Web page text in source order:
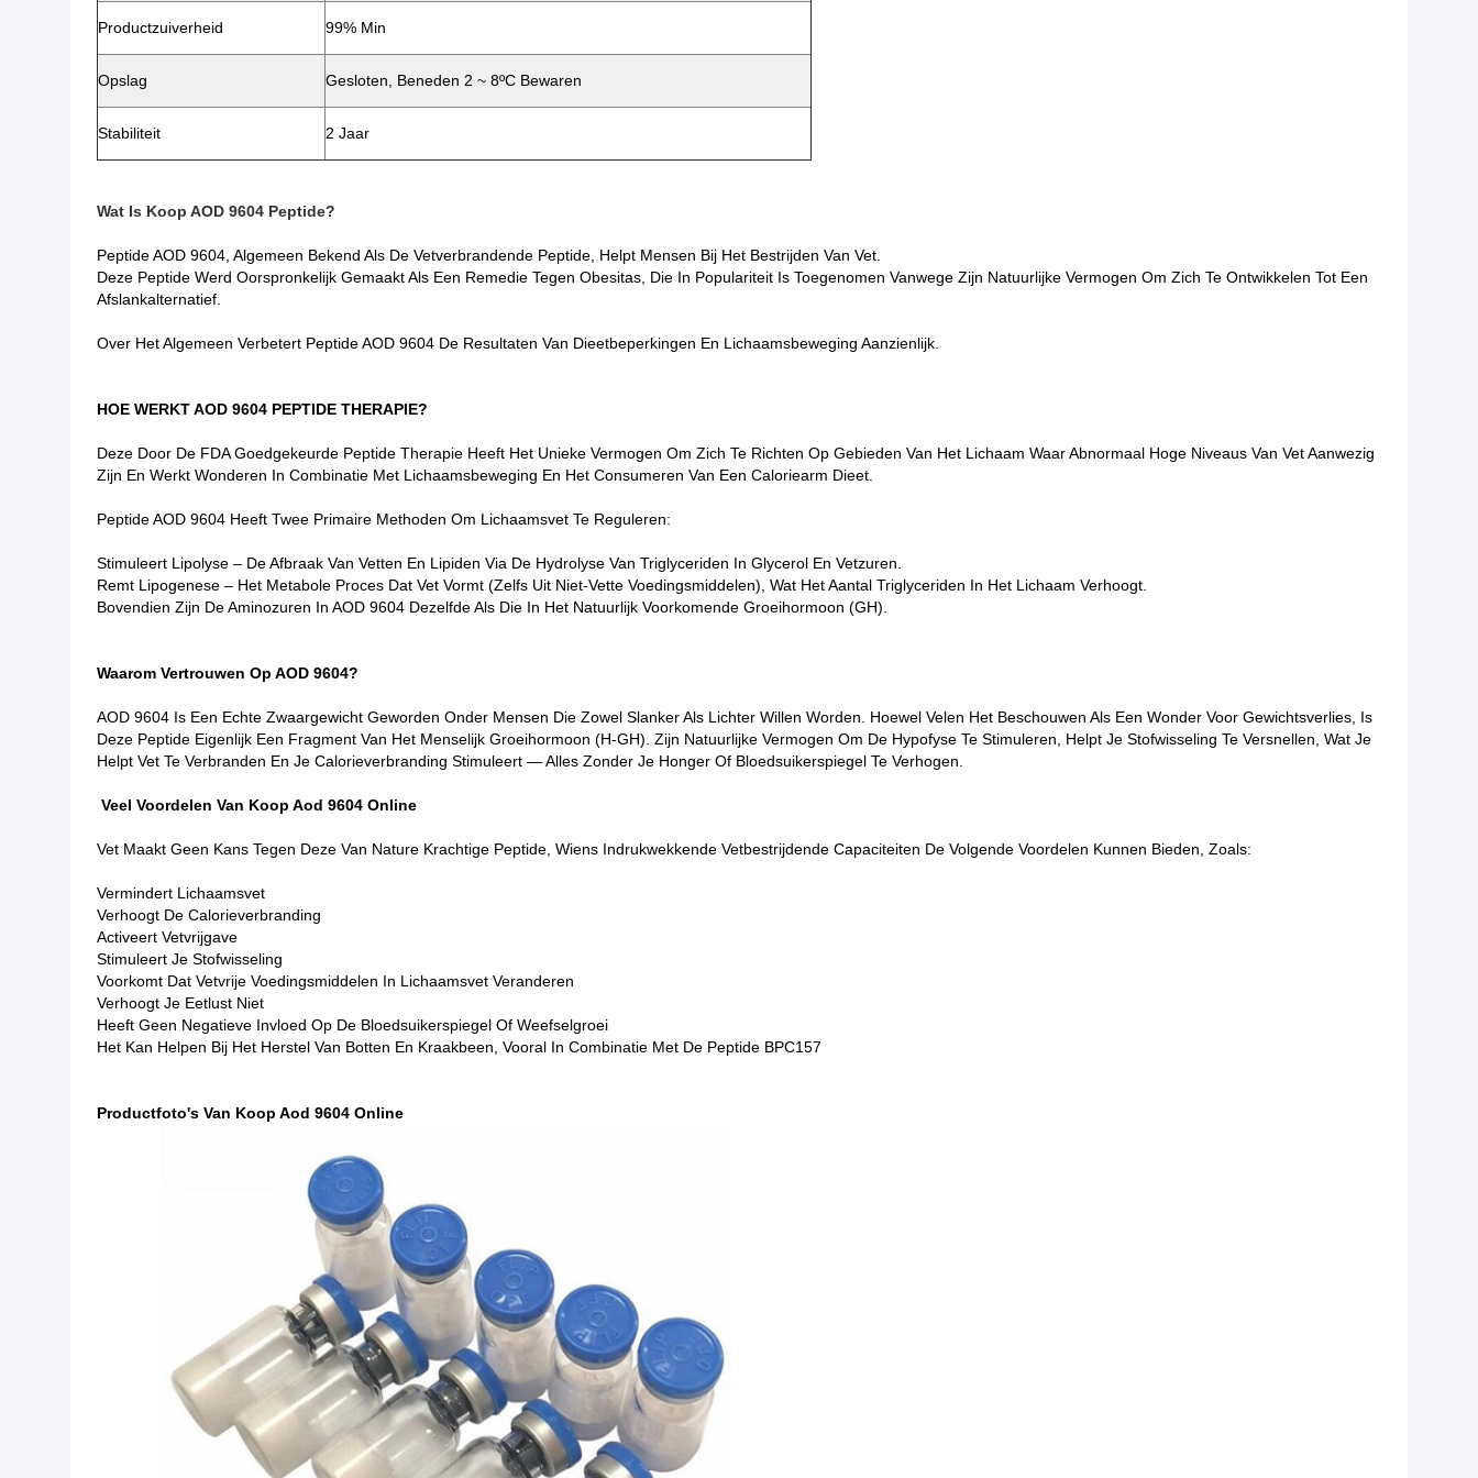
Productzuiverheid 99% Min
Opslag Gesloten, Beneden 2 ~ 8ºC Bewaren
Stabiliteit 2 Jaar
Wat Is Koop AOD 9604 Peptide?
Peptide AOD 9604, Algemeen Bekend Als De Vetverbrandende Peptide, Helpt Mensen Bij Het Bestrijden Van Vet.
Deze Peptide Werd Oorspronkelijk Gemaakt Als Een Remedie Tegen Obesitas, Die In Populariteit Is Toegenomen Vanwege Zijn Natuurlijke Vermogen Om Zich Te Ontwikkelen Tot Een
Afslankalternatief.
Over Het Algemeen Verbetert Peptide AOD 9604 De Resultaten Van Dieetbeperkingen En Lichaamsbeweging Aanzienlijk.
HOE WERKT AOD 9604 PEPTIDE THERAPIE?
Deze Door De FDA Goedgekeurde Peptide Therapie Heeft Het Unieke Vermogen Om Zich Te Richten Op Gebieden Van Het Lichaam Waar Abnormaal Hoge Niveaus Van Vet Aanwezig
Zijn En Werkt Wonderen In Combinatie Met Lichaamsbeweging En Het Consumeren Van Een Caloriearm Dieet.
Peptide AOD 9604 Heeft Twee Primaire Methoden Om Lichaamsvet Te Reguleren:
Stimuleert Lipolyse – De Afbraak Van Vetten En Lipiden Via De Hydrolyse Van Triglyceriden In Glycerol En Vetzuren.
Remt Lipogenese – Het Metabole Proces Dat Vet Vormt (zelfs Uit Niet-Vette Voedingsmiddelen), Wat Het Aantal Triglyceriden In Het Lichaam Verhoogt.
Bovendien Zijn De Aminozuren In AOD 9604 Dezelfde Als Die In Het Natuurlijk Voorkomende Groeihormoon (GH).
Waarom Vertrouwen Op AOD 9604?
AOD 9604 Is Een Echte Zwaargewicht Geworden Onder Mensen Die Zowel Slanker Als Lichter Willen Worden. Hoewel Velen Het Beschouwen Als Een Wonder Voor Gewichtsverlies, Is
Deze Peptide Eigenlijk Een Fragment Van Het Menselijk Groeihormoon (H-GH). Zijn Natuurlijke Vermogen Om De Hypofyse Te Stimuleren, Helpt Je Stofwisseling Te Versnellen, Wat Je
Helpt Vet Te Verbranden En Je Calorieverbranding Stimuleert — Alles Zonder Je Honger Of Bloedsuikerspiegel Te Verhogen.
Veel Voordelen Van Koop Aod 9604 Online
Vet Maakt Geen Kans Tegen Deze Van Nature Krachtige Peptide, Wiens Indrukwekkende Vetbestrijdende Capaciteiten De Volgende Voordelen Kunnen Bieden, Zoals:
Vermindert Lichaamsvet
Verhoogt De Calorieverbranding
Activeert Vetvrijgave
Stimuleert Je Stofwisseling
Voorkomt Dat Vetvrije Voedingsmiddelen In Lichaamsvet Veranderen
Verhoogt Je Eetlust Niet
Heeft Geen Negatieve Invloed Op De Bloedsuikerspiegel Of Weefselgroei
Het Kan Helpen Bij Het Herstel Van Botten En Kraakbeen, Vooral In Combinatie Met De Peptide BPC157
Productfoto's Van Koop Aod 9604 Online